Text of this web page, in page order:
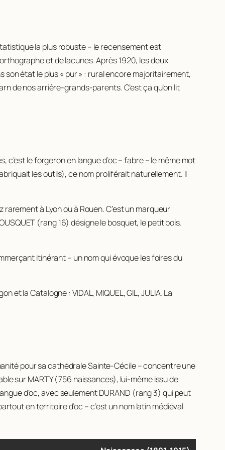
la plus robuste – le recensement est
et de lacunes. Après 1920, les deux
son état le plus « pur » : rural encore majoritairement,
de nos arrière-grands-parents. C’est ça qu’on lit
c’est le forgeron en langue d’oc –fabre– le même mot
les outils), ce nom proliférait naturellement. Il
à Lyon ou à Rouen. C’est un marqueur
(rang 16) désigne le bosquet, le petit bois.
itinérant – un nom qui évoque les foires du
la Catalogne : VIDAL, MIQUEL, GIL, JULIA. La
pour sa cathédrale Sainte-Cécile – concentre une
sur MARTY (756 naissances), lui-même issu de
d’oc, avec seulement DURAND (rang 3) qui peut
en territoire d’oc – c’est un nom latin médiéval